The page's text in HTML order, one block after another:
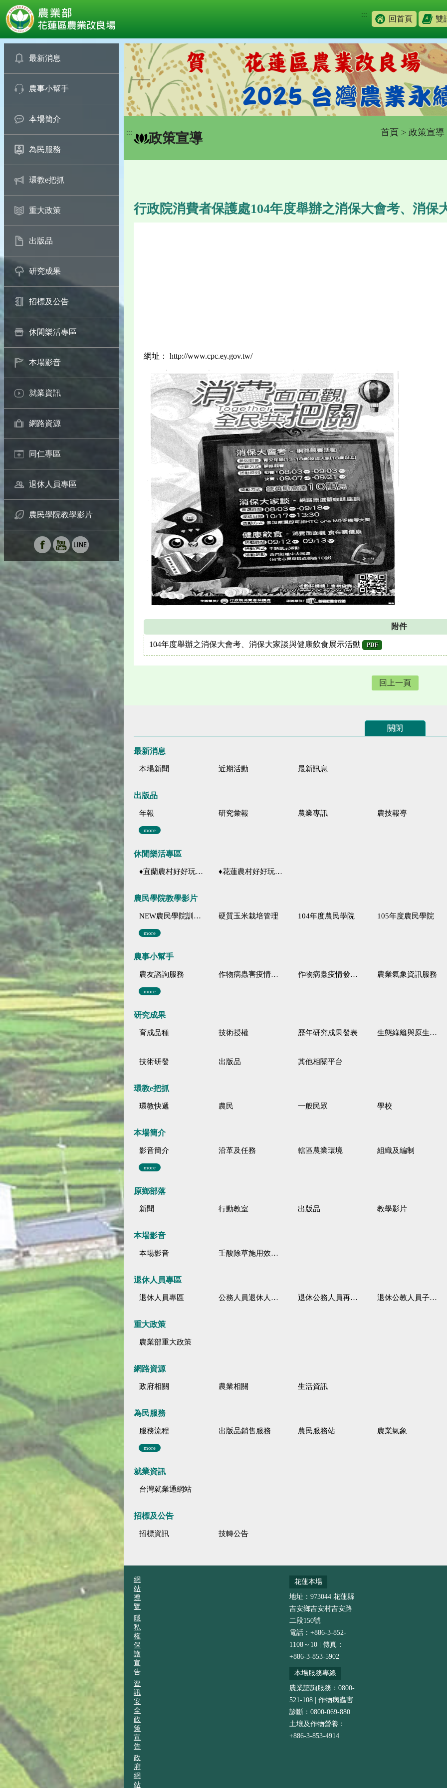
::: 回首頁 雙
最新消息
農事小幫手
本場簡介
為民服務
環教e把抓
重大政策
出版品
研究成果
招標及公告
休閒樂活專區
本場影音
就業資訊
網路資源
同仁專區
退休人員專區
農民學院教學影片
::: 政策宣導 首頁 > 政策宣導
行政院消費者保護處104年度舉辦之消保大會考、消保
網址： http://www.cpc.ey.gov.tw/
附件
104年度舉辦之消保大會考、消保大家談與健康飲食展示活動 PDF
回上一頁
關閉
最新消息
本場新聞 近期活動 最新訊息
出版品
年報 研究彙報 農業專訊 農技報導
more
休閒樂活專區
♦宜蘭農村好好玩 ♦「農、藝、山、水」四條遊程推薦 ♦花蓮農村好好玩♦「原、生、慢、活」四條遊程推薦
農民學院教學影片
NEW農民學院訓練影音分類 硬質玉米栽培管理 104年度農民學院 105年度農民學院
more
農事小幫手
農友諮詢服務 作物病蟲害疫情警報 作物病蟲疫情發生預測 農業氣象資訊服務
more
研究成果
育成品種 技術授權 歷年研究成果發表 生態綠籬與原生野花植生毯
技術研發 出版品 其他相關平台
環教e把抓
環教快遞 農民 一般民眾 學校
本場簡介
影音簡介 沿革及任務 轄區農業環境 組織及編制
more
原鄉部落
新聞 行動教室 出版品 教學影片
本場影音
本場影音 壬酸除草施用效果觀察
退休人員專區
退休人員專區 公務人員退休人員法施行細則 退休公務人員再任職務 退休公教人員子女教育補助規定
重大政策
農業部重大政策
網路資源
政府相關 農業相關 生活資訊
為民服務
服務流程 出版品銷售服務 農民服務站 農業氣象
more
就業資訊
台灣就業通網站
招標及公告
招標資訊 技轉公告
網
站
導
覽
隱
私
權
保
護
宣
告
資
訊
安
全
政
策
宣
告
政
府
網
站
花蓮本場
地址：973044 花蓮縣
吉安鄉吉安村吉安路
二段150號
電話：+886-3-852-
1108～10 | 傳真：
+886-3-853-5902
本場服務專線
農業諮詢服務：0800-
521-108 | 作物病蟲害
診斷：0800-069-880
土壤及作物營養：
+886-3-853-4914